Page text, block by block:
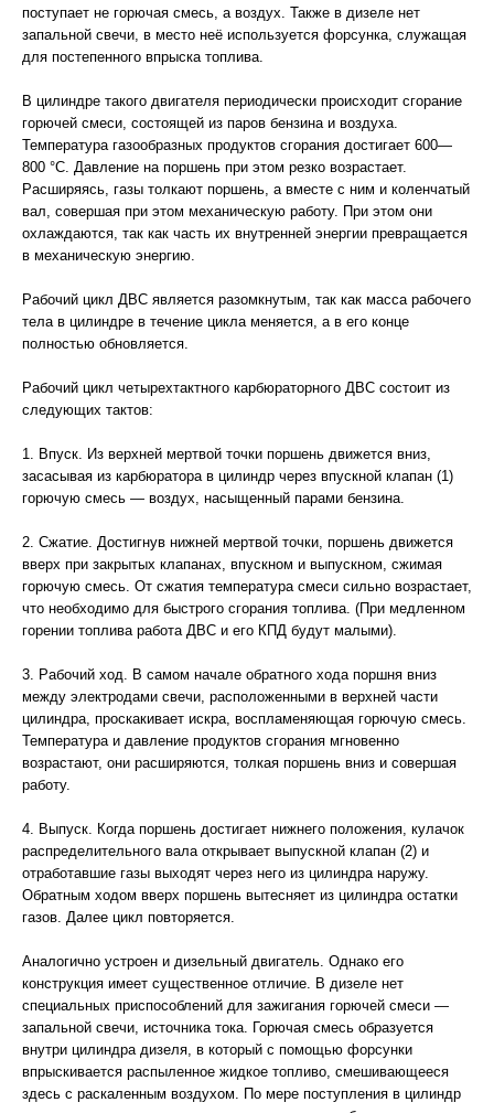
поступает не горючая смесь, а воздух. Также в дизеле нет
запальной свечи, в место неё используется форсунка, служащая
для постепенного впрыска топлива.
В цилиндре такого двигателя периодически происходит сгорание
горючей смеси, состоящей из паров бензина и воздуха.
Температура газообразных продуктов сгорания достигает 600—
800 °С. Давление на поршень при этом резко возрастает.
Расширяясь, газы толкают поршень, а вместе с ним и коленчатый
вал, совершая при этом механическую работу. При этом они
охлаждаются, так как часть их внутренней энергии превращается
в механическую энергию.
Рабочий цикл ДВС является разомкнутым, так как масса рабочего
тела в цилиндре в течение цикла меняется, а в его конце
полностью обновляется.
Рабочий цикл четырехтактного карбюраторного ДВС состоит из
следующих тактов:
1. Впуск. Из верхней мертвой точки поршень движется вниз,
засасывая из карбюратора в цилиндр через впускной клапан (1)
горючую смесь — воздух, насыщенный парами бензина.
2. Сжатие. Достигнув нижней мертвой точки, поршень движется
вверх при закрытых клапанах, впускном и выпускном, сжимая
горючую смесь. От сжатия температура смеси сильно возрастает,
что необходимо для быстрого сгорания топлива. (При медленном
горении топлива работа ДВС и его КПД будут малыми).
3. Рабочий ход. В самом начале обратного хода поршня вниз
между электродами свечи, расположенными в верхней части
цилиндра, проскакивает искра, воспламеняющая горючую смесь.
Температура и давление продуктов сгорания мгновенно
возрастают, они расширяются, толкая поршень вниз и совершая
работу.
4. Выпуск. Когда поршень достигает нижнего положения, кулачок
распределительного вала открывает выпускной клапан (2) и
отработавшие газы выходят через него из цилиндра наружу.
Обратным ходом вверх поршень вытесняет из цилиндра остатки
газов. Далее цикл повторяется.
Аналогично устроен и дизельный двигатель. Однако его
конструкция имеет существенное отличие. В дизеле нет
специальных приспособлений для зажигания горючей смеси —
запальной свечи, источника тока. Горючая смесь образуется
внутри цилиндра дизеля, в который с помощью форсунки
впрыскивается распыленное жидкое топливо, смешивающееся
здесь с раскаленным воздухом. По мере поступления в цилиндр